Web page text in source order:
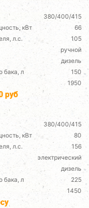
380/400/415
кВт
66
л.с.
105
ручной
дизель
бака, л
150
1950
руб
380/400/415
кВт
80
л.с.
156
электрический
дизель
бака, л
225
1450